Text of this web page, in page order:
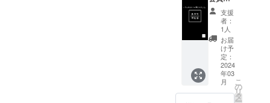
け商品
のラベ
ルに表
記され
ます。
商品開
封前に
は必ず
お届け
のリ
(回数
券)×1 お
やつ研
究会に
立ち寄
ること
ができ
る。 そ
の日に
限り研
支援
者：
1人
お届
け予
定：
2024
年03
月
こ
の
リ
タ